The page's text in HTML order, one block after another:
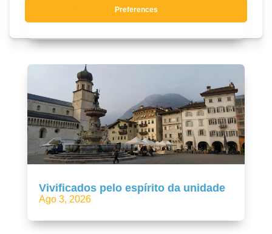
Rumo à JMJ 2027 em Seul
Vivificados pelo espírito da unidade
Ago 3, 2026